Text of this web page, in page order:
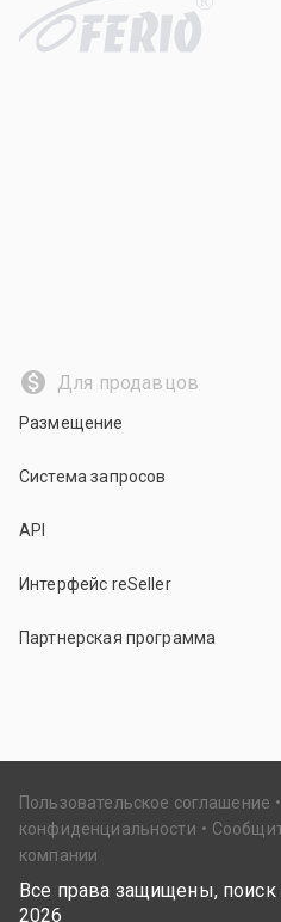
Для продавцов
Размещение
Система запросов
API
Интерфейс reSeller
Партнерская программа
Пользовательское соглашение
конфиденциальности
компании
Все права защищены, поиск
2026